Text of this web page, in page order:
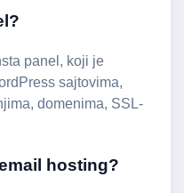
panel, koji je
sajtovima,
domenima, SSL-
hosting?